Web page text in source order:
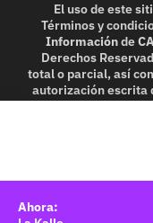
El uso de este
Términos y
Informaciónde
Derechos
total o parcial, así
autorización escrita
in part, or